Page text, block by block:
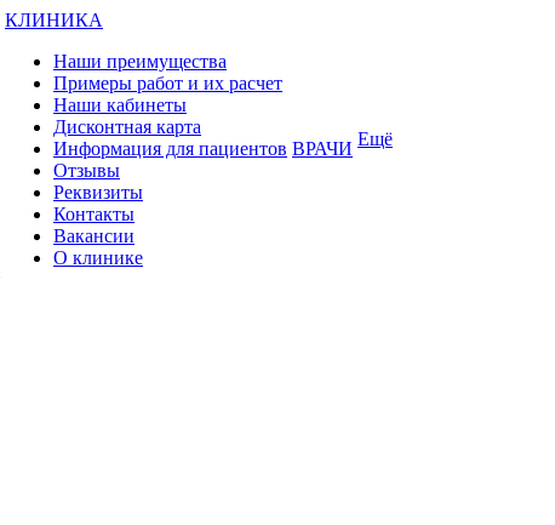
КЛИНИКА
Наши преимущества
Примеры работ и их расчет
Наши кабинеты
Дисконтная карта
Информация для пациентов
Отзывы
Реквизиты
Контакты
Вакансии
О клинике
ВРАЧИ Ещё